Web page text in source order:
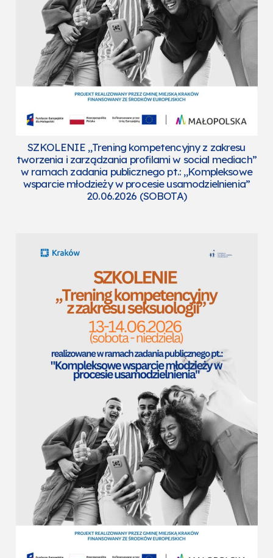
SZKOLENIE „Trening kompetencyjny z zakresu
tworzenia i zarządzania profilami w social mediach”
w ramach zadania publicznego pt.: „Kompleksowe
wsparcie młodzieży w procesie usamodzielnienia”
20.06.2026 (SOBOTA)